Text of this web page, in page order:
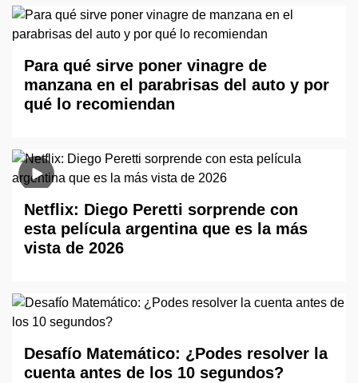
Para qué sirve poner vinagre de
manzana en el parabrisas del auto y por
qué lo recomiendan
Netflix: Diego Peretti sorprende con
esta película argentina que es la más
vista de 2026
Desafío Matemático: ¿Podes resolver la
cuenta antes de los 10 segundos?